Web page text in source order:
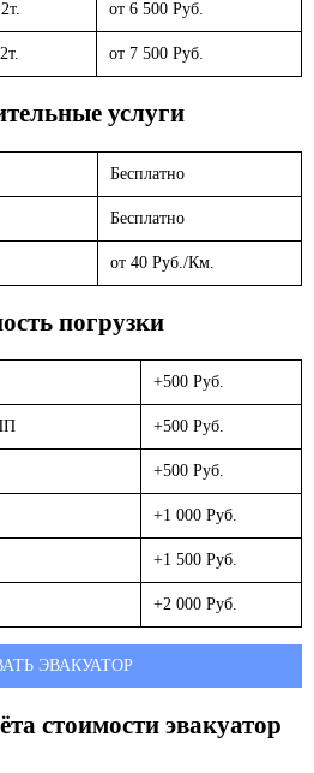
от 6 500 Руб.
от 7 500 Руб.
услуги
Бесплатно
Бесплатно
от 40 Руб./Км.
погрузки
+500 Руб.
+500 Руб.
+500 Руб.
+1 000 Руб.
+1 500 Руб.
+2 000 Руб.
ЭВАКУАТОР
стоимости эвакуатор